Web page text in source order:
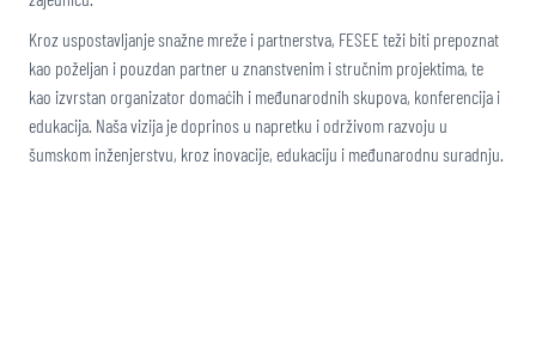
Kroz uspostavljanje snažne mreže i partnerstva, FESEE teži biti prepoznat
kao poželjan i pouzdan partner u znanstvenim i stručnim projektima, te
kao izvrstan organizator domaćih i međunarodnih skupova, konferencija i
edukacija. Naša vizija je doprinos u napretku i održivom razvoju u
šumskom inženjerstvu, kroz inovacije, edukaciju i međunarodnu suradnju.